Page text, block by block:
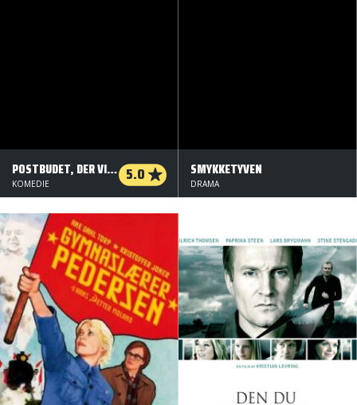
POSTBUDET, DER VIDSTE FOR MEGET 5.0
KOMEDIE
SMYKKETYVEN
DRAMA